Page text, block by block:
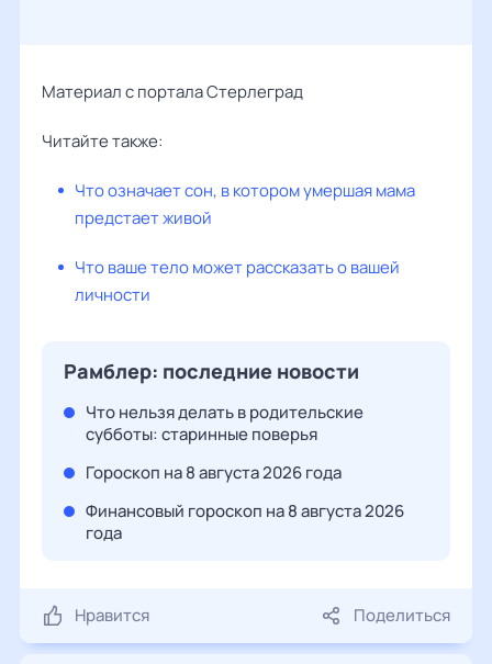
Материал с портала Стерлеград
Читайте также:
Что означает сон, в котором умершая мама
предстает живой
Что ваше тело может рассказать о вашей
личности
Рамблер: последние новости
Что нельзя делать в родительские
субботы: старинные поверья
Гороскоп на 8 августа 2026 года
Финансовый гороскоп на 8 августа 2026
года
Нравится Поделиться